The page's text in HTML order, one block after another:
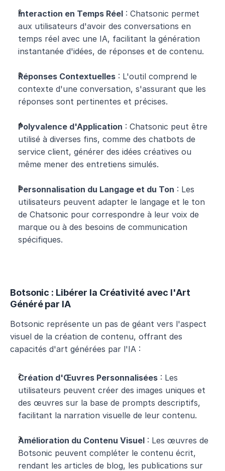
Interaction en Temps Réel : Chatsonic permet
aux utilisateurs d'avoir des conversations en
temps réel avec une IA, facilitant la génération
instantanée d'idées, de réponses et de contenu.
Réponses Contextuelles : L'outil comprend le
contexte d'une conversation, s'assurant que les
réponses sont pertinentes et précises.
Polyvalence d'Application : Chatsonic peut être
utilisé à diverses fins, comme des chatbots de
service client, générer des idées créatives ou
même mener des entretiens simulés.
Personnalisation du Langage et du Ton : Les
utilisateurs peuvent adapter le langage et le ton
de Chatsonic pour correspondre à leur voix de
marque ou à des besoins de communication
spécifiques.
Botsonic : Libérer la Créativité avec l'Art
Généré par IA
Botsonic représente un pas de géant vers l'aspect
visuel de la création de contenu, offrant des
capacités d'art générées par l'IA :
Création d'Œuvres Personnalisées : Les
utilisateurs peuvent créer des images uniques et
des œuvres sur la base de prompts descriptifs,
facilitant la narration visuelle de leur contenu.
Amélioration du Contenu Visuel : Les œuvres de
Botsonic peuvent compléter le contenu écrit,
rendant les articles de blog, les publications sur